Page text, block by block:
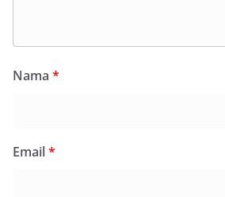
Nama *
Email*